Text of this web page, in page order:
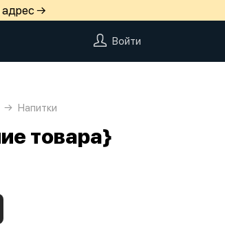
адрес →
Войти
Напитки
товара}